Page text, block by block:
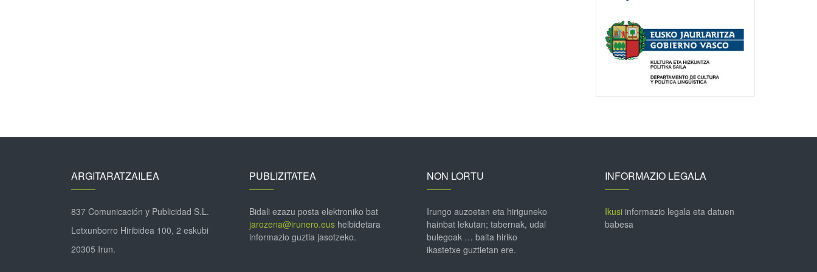
ARGITARATZAILEA
837 Comunicación y Publicidad S.L.
Letxunborro Hiribidea 100, 2 eskubi
20305 Irun.
PUBLIZITATEA
Bidali ezazu posta elektroniko bat
jarozena@irunero.eushelbidetara
informazio guztia jasotzeko.
NON LORTU
Irungo auzoetan eta hiriguneko
hainbat lekutan; tabernak, udal
bulegoak … baita hiriko
ikastetxe guztietan ere.
INFORMAZIO LEGALA
Ikusiinformazio legala eta datuen
babesa